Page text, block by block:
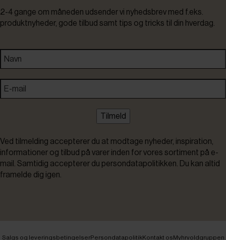
2-4 gange om måneden udsender vi nyhedsbrev med f.eks.
produktnyheder, gode tilbud samt tips og tricks til din hverdag.
Tilmeld
Ved tilmelding accepterer du at modtage nyheder, inspiration,
informationer og tilbud på varer inden for vores sortiment på e-
mail. Samtidig accepterer du persondatapolitikken. Du kan altid
framelde dig igen.
Salgs og leveringsbetingelserPersondatapolitikKontakt osMyhrvoldgruppen